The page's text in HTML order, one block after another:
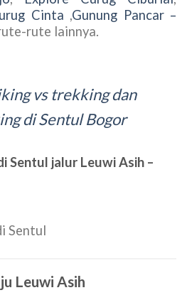
Cinta ,Gunung Pancar –
rute lainnya.
vs trekking dan
di Sentul Bogor
Sentul jalur Leuwi Asih –
Sentul
Leuwi Asih